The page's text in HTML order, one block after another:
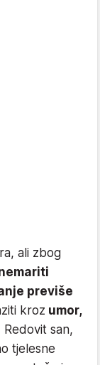
ali zbog
previše
kroz umor,
Redovit san,
tjelesne